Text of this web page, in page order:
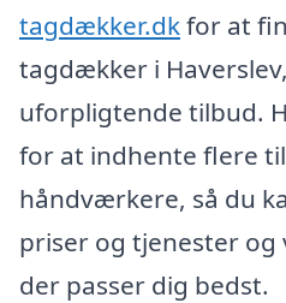
tagdækker.dkfor at
tagdækker i
uforpligtende tilbud.
for at indhente flere
håndværkere, så du
priser og tjenester
der passer dig bedst.